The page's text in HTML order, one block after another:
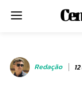
Redação